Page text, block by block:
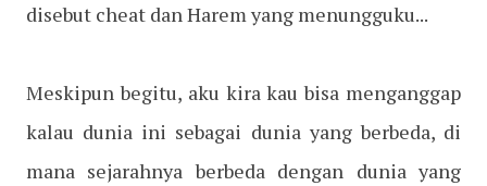
disebut cheat dan Harem yang menungguku...
Meskipun begitu, aku kira kau bisa menganggap
kalau dunia ini sebagai dunia yang berbeda, di
mana sejarahnya berbeda dengan dunia yang